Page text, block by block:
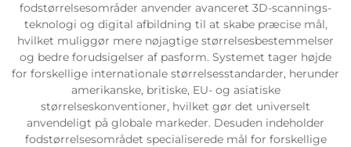
fodstørrelsesområder anvender avanceret 3D-scannings-
teknologi og digital afbildning til at skabe præcise mål,
hvilket muliggør mere nøjagtige størrelsesbestemmelser
og bedre forudsigelser af pasform. Systemet tager højde
for forskellige internationale størrelsesstandarder, herunder
amerikanske, britiske, EU- og asiatiske
størrelseskonventioner, hvilket gør det universelt
anvendeligt på globale markeder. Desuden indeholder
fodstørrelsesområdet specialiserede mål for forskellige